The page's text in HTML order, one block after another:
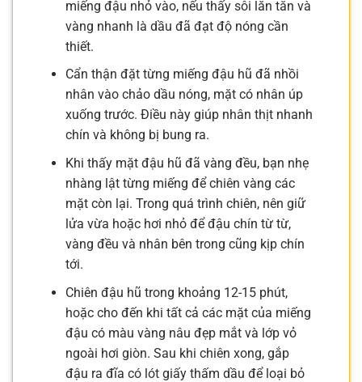
miếng đậu nhỏ vào, nếu thấy sôi lăn tăn và
vàng nhanh là dầu đã đạt độ nóng cần
thiết.
Cẩn thận đặt từng miếng đậu hũ đã nhồi
nhân vào chảo dầu nóng, mặt có nhân úp
xuống trước. Điều này giúp nhân thịt nhanh
chín và không bị bung ra.
Khi thấy mặt đậu hũ đã vàng đều, bạn nhẹ
nhàng lật từng miếng để chiên vàng các
mặt còn lại. Trong quá trình chiên, nên giữ
lửa vừa hoặc hơi nhỏ để đậu chín từ từ,
vàng đều và nhân bên trong cũng kịp chín
tới.
Chiên đậu hũ trong khoảng 12-15 phút,
hoặc cho đến khi tất cả các mặt của miếng
đậu có màu vàng nâu đẹp mắt và lớp vỏ
ngoài hơi giòn. Sau khi chiên xong, gắp
đậu ra đĩa có lót giấy thấm dầu để loại bỏ